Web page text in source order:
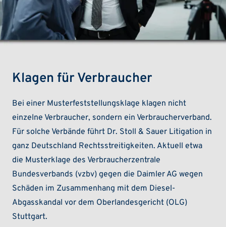
Klagen für Verbraucher
Bei einer Musterfeststellungsklage klagen nicht
einzelne Verbraucher, sondern ein Verbraucherverband.
Für solche Verbände führt Dr. Stoll & Sauer Litigation in
ganz Deutschland Rechtsstreitigkeiten. Aktuell etwa
die Musterklage des Verbraucherzentrale
Bundesverbands (vzbv) gegen die Daimler AG wegen
Schäden im Zusammenhang mit dem Diesel-
Abgasskandal vor dem Oberlandesgericht (OLG)
Stuttgart.